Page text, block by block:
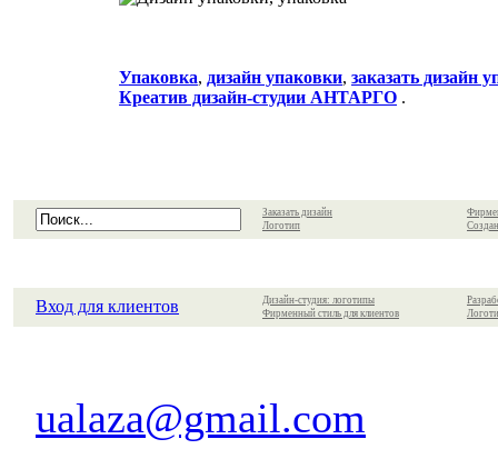
Упаковка, дизайн упаковки, заказать дизайн
Креатив дизайн-студии АНТАРГО .
Заказать дизайн
Логотип
Вход для клиентов
Дизайн-студия: логотипы
Фирменный стиль для клиентов
ualaza@gmail.com